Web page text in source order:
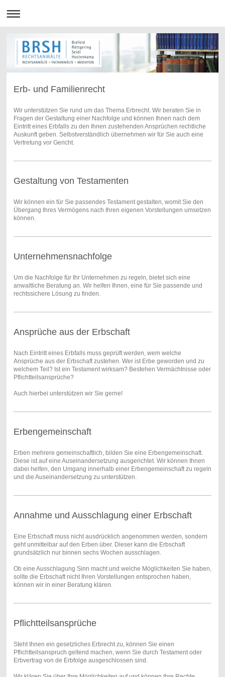
Erb- und Familienrecht
Wir unterstützen Sie rund um das Thema Erbrecht. Wir beraten Sie in
Fragen der Gestaltung einer Nachfolge und können Ihnen nach dem
Eintritt eines Erbfalls zu den Ihnen zustehenden Ansprüchen rechtliche
Auskunft geben. Selbstverständlich übernehmen wir für Sie auch eine
Vertretung vor Gericht.
Gestaltung von Testamenten
Wir können ein für Sie passendes Testament gestalten, womit Sie den
Übergang Ihres Vermögens nach Ihren eigenen Vorstellungen umsetzen
können.
Unternehmensnachfolge
Um die Nachfolge für Ihr Unternehmen zu regeln, bietet sich eine
anwaltliche Beratung an. Wir helfen Ihnen, eine für Sie passende und
rechtssichere Lösung zu finden.
Ansprüche aus der Erbschaft
Nach Eintritt eines Erbfalls muss geprüft werden, wem welche
Ansprüche aus der Erbschaft zustehen. Wer ist Erbe geworden und zu
welchem Teil? Ist ein Testament wirksam? Bestehen Vermächtnisse oder
Pflichtteilsansprüche?
Auch hierbei unterstützen wir Sie gerne!
Erbengemeinschaft
Erben mehrere gemeinschaftlich, bilden Sie eine Erbengemeinschaft.
Diese ist auf eine Auseinandersetzung ausgerichtet. Wir können Ihnen
dabei helfen, den Umgang innerhalb einer Erbengemeinschaft zu regeln
und die Auseinandersetzung zu unterstützen.
Annahme und Ausschlagung einer Erbschaft
Eine Erbschaft muss nicht ausdrücklich angenommen werden, sondern
geht unmittelbar auf den Erben über. Dieser kann die Erbschaft
grundsätzlich nur binnen sechs Wochen ausschlagen.
Ob eine Ausschlagung Sinn macht und welche Möglichkeiten Sie haben,
sollte die Erbschaft nicht Ihren Vorstellungen entsprochen haben,
können wir in einer Beratung klären.
Pflichtteilsansprüche
Steht Ihnen ein gesetzliches Erbrecht zu, können Sie einen
Pflichtteilsanspruch geltend machen, wenn Sie durch Testament oder
Erbvertrag von de Erbfolge ausgeschlossen sind.